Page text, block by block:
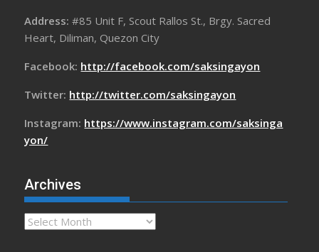
Address:#85 Unit F, Scout Rallos St., Brgy. Sacred
Heart, Diliman, Quezon City
Facebook: http://facebook.com/saksingayon
Twitter: http://twitter.com/saksingayon
Instagram: https://www.instagram.com/saksinga
yon/
Archives
Archives